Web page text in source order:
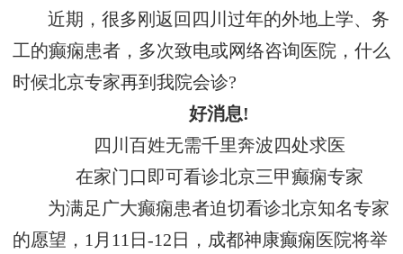
近期，很多刚返回四川过年的外地上学、务
工的癫痫患者，多次致电或网络咨询医院，什么
时候北京专家再到我院会诊?
好消息!
四川百姓无需千里奔波四处求医
在家门口即可看诊北京三甲癫痫专家
为满足广大癫痫患者迫切看诊北京知名专家
的愿望，1月11日-12日，成都神康癫痫医院将举